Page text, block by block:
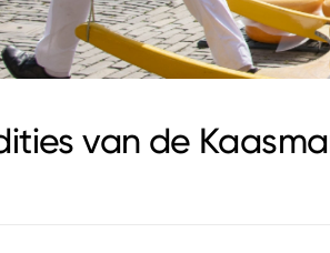
van de